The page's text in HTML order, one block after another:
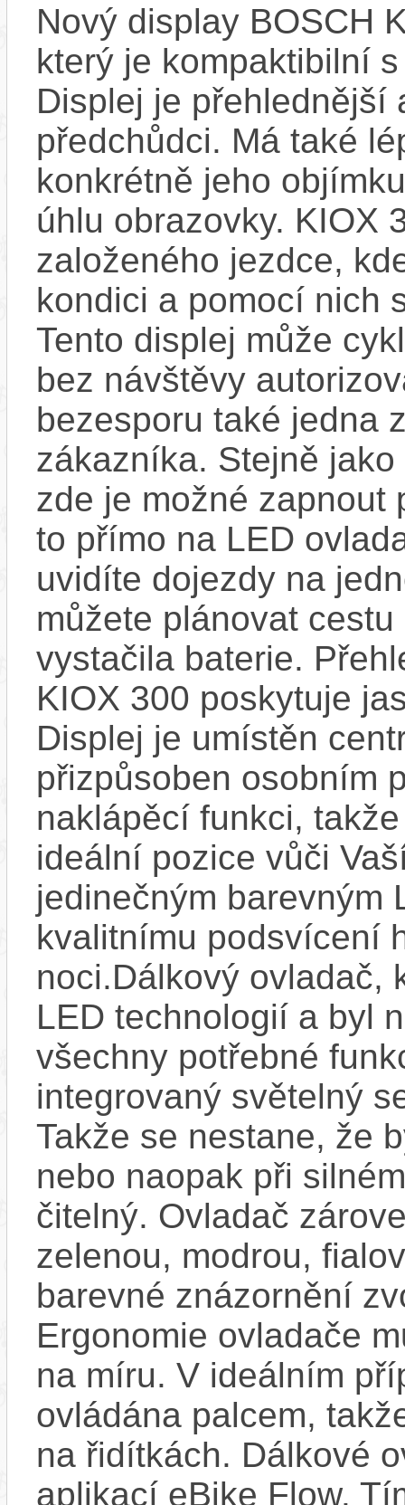
Nový display BOSCH
který je kompaktibilní
Displej je přehlednější
předchůdci. Má také
konkrétně jeho
úhlu obrazovky. KIOX
založeného jezdce,
kondici a pomocí nich
Tento displej může
bez návštěvy
bezesporu také jedna
zákazníka. Stejně
zde je možné zapnout
to přímo na LED
uvidíte dojezdy na
můžete plánovat
vystačila baterie.
KIOX 300 poskytuje
Displej je umístěn
přizpůsoben osobním
naklápěcí funkci,
ideální pozice vůči
jedinečným barevným
kvalitnímu podsvícení
noci.Dálkový ovladač,
LED technologií a byl
všechny potřebné
integrovaný světelný
Takže se nestane, že
nebo naopak při
čitelný. Ovladač
zelenou, modrou,
barevné znázornění
Ergonomie ovladače
na míru. V ideálním
ovládána palcem,
na řidítkách. Dálkové
aplikací eBike Flow.